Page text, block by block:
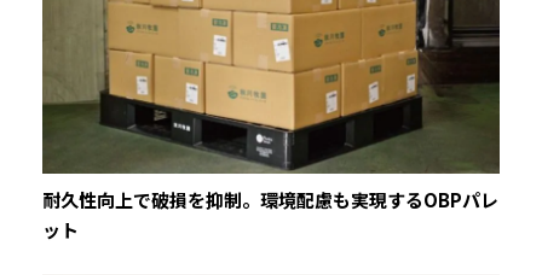
耐久性向上で破損を抑制。環境配慮も実現するOBPパレ
ット